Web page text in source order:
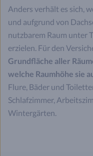
Anders verhält es sich,
und aufgrund von
nutzbarem Raum unter
erzielen. Für den
Grundfläche aller
welche Raumhöhe sie
Flure, Bäder und
Schlafzimmer,
Wintergärten.